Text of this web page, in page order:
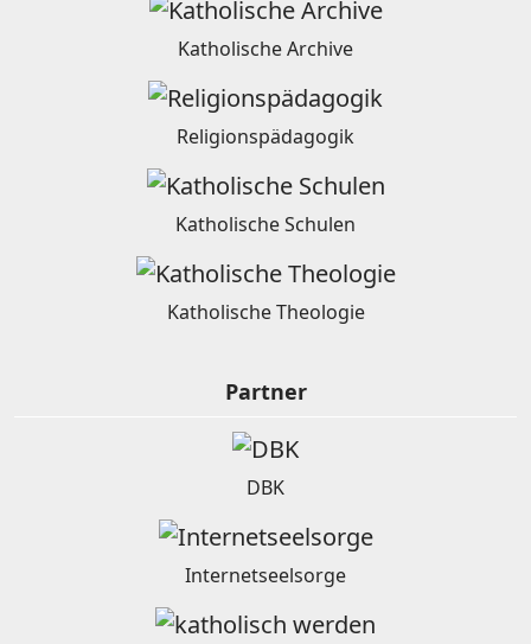
Katholische Archive
Religionspädagogik
Katholische Schulen
Katholische Theologie
Partner
DBK
Internetseelsorge